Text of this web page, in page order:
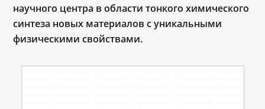
научного центра в области тонкого химического
синтеза новых материалов с уникальными
физическими свойствами.